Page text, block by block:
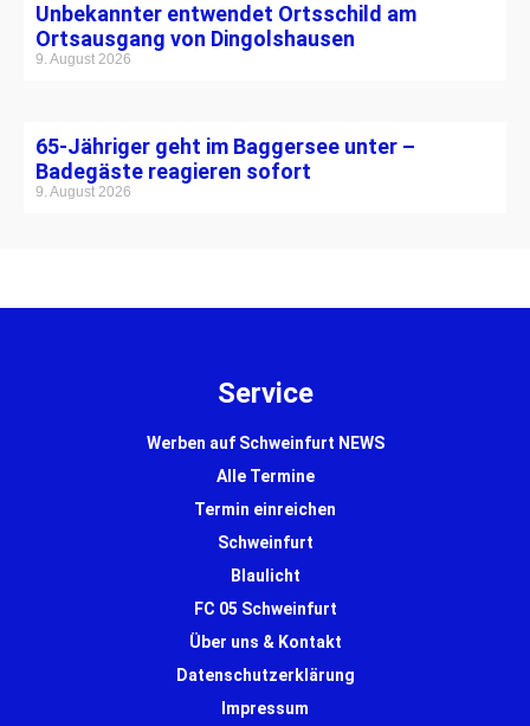
Unbekannter entwendet Ortsschild am
Ortsausgang von Dingolshausen
9. August 2026
65-Jähriger geht im Baggersee unter –
Badegäste reagieren sofort
9. August 2026
Service
Werben auf Schweinfurt NEWS
Alle Termine
Termin einreichen
Schweinfurt
Blaulicht
FC 05 Schweinfurt
Über uns & Kontakt
Datenschutzerklärung
Impressum